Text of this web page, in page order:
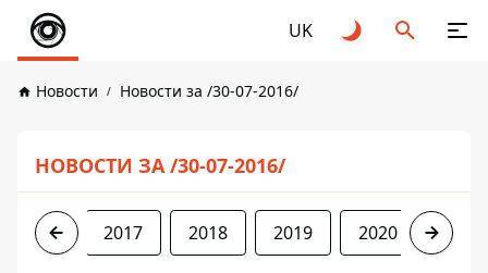
UK
Новости Новости за /30-07-2016/
НОВОСТИ ЗА /30-07-2016/
2016 2017 2018 2019 2020 2021